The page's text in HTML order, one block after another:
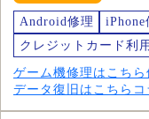
Android修理 iPhone
クレジットカード利
ゲーム機修理はこちら
データ復旧はこちら